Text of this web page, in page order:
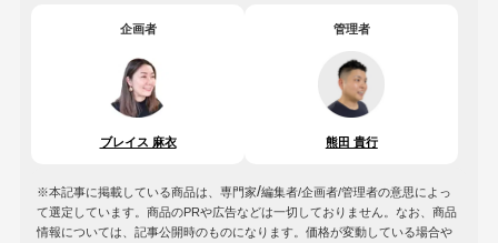
企画者
ブレイス 麻衣
管理者
熊田 貴行
※本記事に掲載している商品は、専門家/編集者/企画者/管理者の意思によっ
て選定しています。商品のPRや広告などは一切しておりません。なお、商品
情報については、記事公開時のものになります。価格が変動している場合や